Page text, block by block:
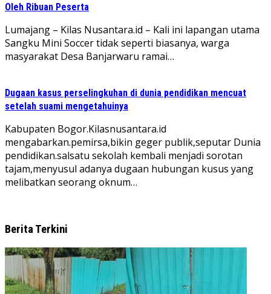
Oleh Ribuan Peserta
Lumajang – Kilas Nusantara.id – Kali ini lapangan utama
Sangku Mini Soccer tidak seperti biasanya, warga
masyarakat Desa Banjarwaru ramai…
Dugaan kasus perselingkuhan di dunia pendidikan mencuat
setelah suami mengetahuinya
‎Kabupaten Bogor.Kilasnusantara.id
mengabarkan.pemirsa,bikin geger publik,seputar Dunia
pendidikan.salsatu sekolah kembali menjadi sorotan
tajam,menyusul adanya dugaan hubungan kusus yang
melibatkan seorang oknum…
Berita Terkini